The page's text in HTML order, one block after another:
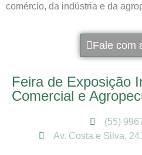
comércio, da indústria e da
Fale com
Feira de Exposição
Comercial e
(55)
Av. Costa e Silva,